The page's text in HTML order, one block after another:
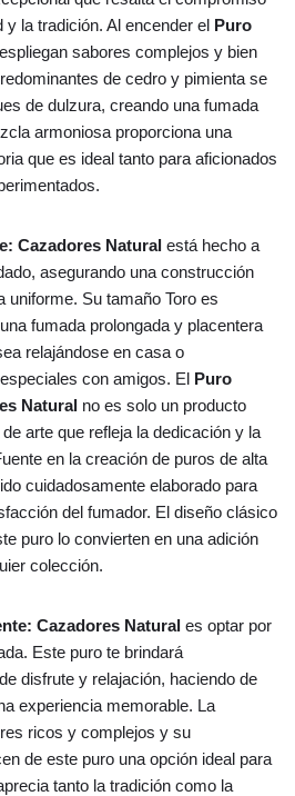
la tradición. Al encender el Puro
sabores complejos y bien
de cedro y pimienta se
de dulzura, creando una fumada
armoniosa proporciona una
que es ideal tanto para aficionados
Cazadores Natural está hecho a
asegurando una construcción
uniforme. Su tamaño Toro es
fumada prolongada y placentera
relajándose en casa o
con amigos. El Puro
Natural no es solo un producto
arte que refleja la dedicación y la
en la creación de puros de alta
cuidadosamente elaborado para
del fumador. El diseño clásico
puro lo convierten en una adición
colección.
Cazadores Natural es optar por
Este puro te brindará
disfrute y relajación, haciendo de
experiencia memorable. La
ricos y complejos y su
de este puro una opción ideal para
tanto la tradición como la